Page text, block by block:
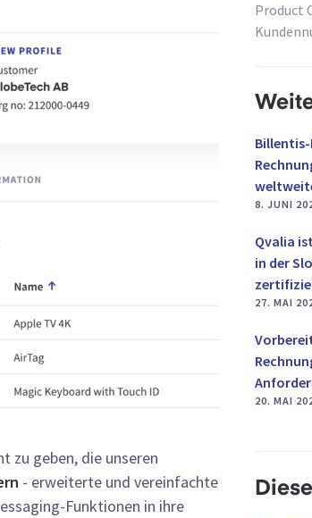
zu geben, die unseren
- erweiterte und vereinfachte
Funktionen in ihre
Product
8. JUNI
Qvalia
in der
27. MAI
20. MAI